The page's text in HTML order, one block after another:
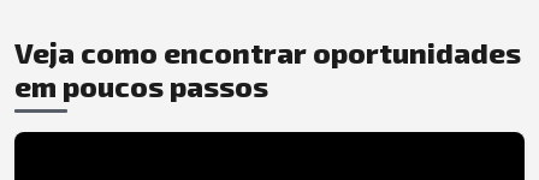
Veja como encontrar oportunidades
em poucos passos